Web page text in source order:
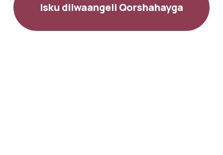
Isku diiwaangeli Qorshahayga